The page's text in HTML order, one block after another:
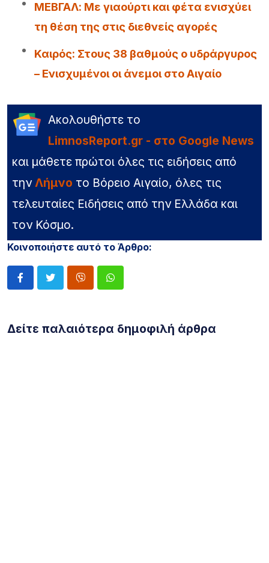
ΜΕΒΓΑΛ: Με γιαούρτι και φέτα ενισχύει
τη θέση της στις διεθνείς αγορές
Καιρός: Στους 38 βαθμούς ο υδράργυρος
– Ενισχυμένοι οι άνεμοι στο Αιγαίο
Ακολουθήστε το
LimnosReport.gr - στο Google News
και μάθετε πρώτοι όλες τις ειδήσεις από
την Λήμνο το Βόρειο Αιγαίο, όλες τις
τελευταίες Ειδήσεις από την Ελλάδα και
τον Κόσμο.
Κοινοποιήστε αυτό το Άρθρο:
Δείτε παλαιότερα δημοφιλή άρθρα